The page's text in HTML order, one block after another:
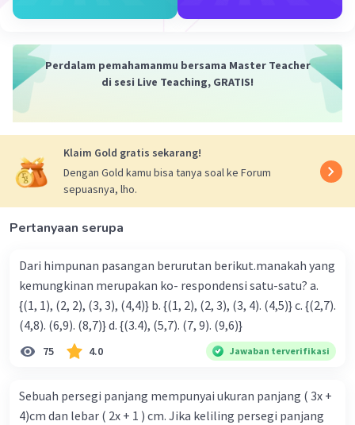
Iklan
Perdalam pemahamanmu bersama Master Teacher
di sesi Live Teaching, GRATIS!
Klaim Gold gratis sekarang!
Dengan Gold kamu bisa tanya soal ke Forum
sepuasnya, lho.
Pertanyaan serupa
Dari himpunan pasangan berurutan berikut.manakah yang
kemungkinan merupakan ko- respondensi satu-satu? a.
{(1, 1), (2, 2), (3, 3), (4,4)} b. {(1, 2), (2, 3), (3, 4). (4,5)} c. {(2,7).
(4,8). (6,9). (8,7)} d. {(3.4), (5,7). (7, 9). (9,6)}
75 4.0 Jawaban terverifikasi
Sebuah persegi panjang mempunyai ukuran panjang ( 3x +
4)cm dan lebar ( 2x + 1 ) cm. Jika keliling persegi panjang